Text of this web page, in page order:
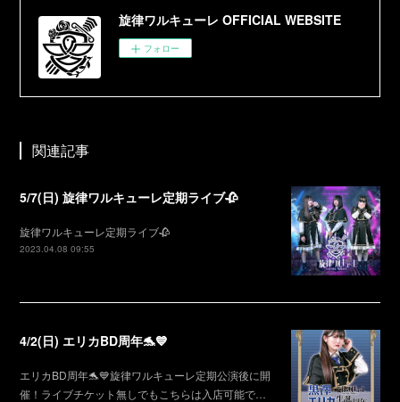
旋律ワルキューレ OFFICIAL WEBSITE
フォロー
関連記事
5/7(日) 旋律ワルキューレ定期ライブ🥀
旋律ワルキューレ定期ライブ🥀
2023.04.08 09:55
4/2(日) エリカBD周年🐬💙
エリカBD周年🐬💙旋律ワルキューレ定期公演後に開
催！ライブチケット無しでもこちらは入店可能で…